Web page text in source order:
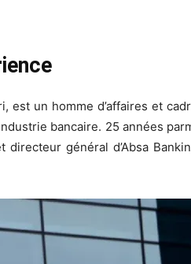
est un homme d’affaires et
bancaire. 25 années
général d’Absa